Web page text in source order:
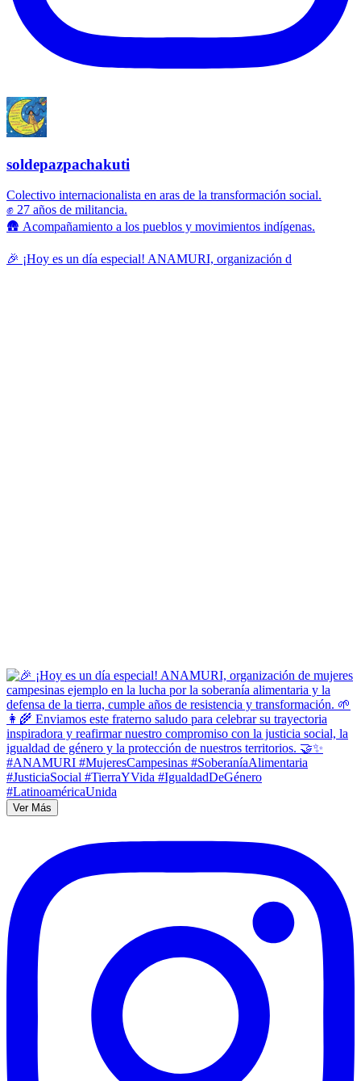
soldepazpachakuti
Colectivo internacionalista en aras de la transformación social.
✊ 27 años de militancia.
🛖 Acompañamiento a los pueblos y movimientos indígenas.
🎉 ¡Hoy es un día especial! ANAMURI, organización d
Ver Más